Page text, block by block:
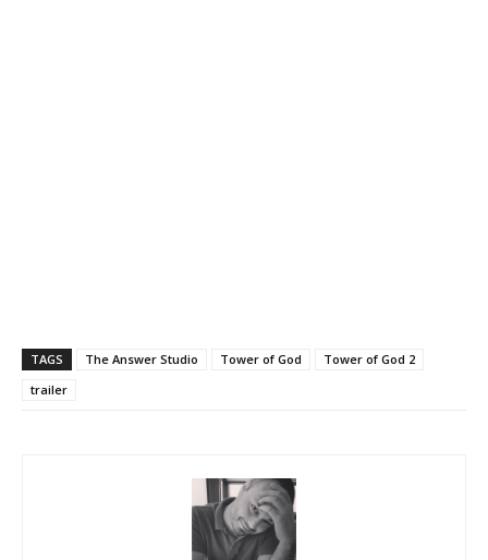
TAGS The Answer Studio Tower of God
Tower of God 2
trailer